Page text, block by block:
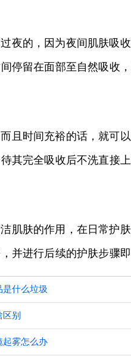
夜的，因为夜间肌肤吸
停留在面部至自然吸收
且时间充裕的话，就可
其完全吸收后不洗直接上
肌肤的作用，在日常护
并进行后续的护肤步骤即
什么垃圾
别
起雾怎么办